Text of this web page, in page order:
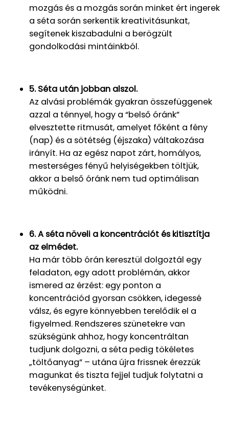
mozgás és a mozgás során minket ért ingerek
a séta során serkentik kreativitásunkat,
segítenek kiszabadulni a berögzült
gondolkodási mintáinkból.
5. Séta után jobban alszol.
Az alvási problémák gyakran összefüggenek
azzal a ténnyel, hogy a “belső óránk”
elvesztette ritmusát, amelyet főként a fény
(nap) és a sötétség (éjszaka) váltakozása
irányít. Ha az egész napot zárt, homályos,
mesterséges fényű helyiségekben töltjük,
akkor a belső óránk nem tud optimálisan
működni.
6. A séta növeli a koncentrációt és kitisztítja
az elmédet.
Ha már több órán keresztül dolgoztál egy
feladaton, egy adott problémán, akkor
ismered az érzést: egy ponton a
koncentrációd gyorsan csökken, idegessé
válsz, és egyre könnyebben terelődik el a
figyelmed. Rendszeres szünetekre van
szükségünk ahhoz, hogy koncentráltan
tudjunk dolgozni, a séta pedig tökéletes
„töltőanyag” – utána újra frissnek érezzük
magunkat és tiszta fejjel tudjuk folytatni a
tevékenységünket.